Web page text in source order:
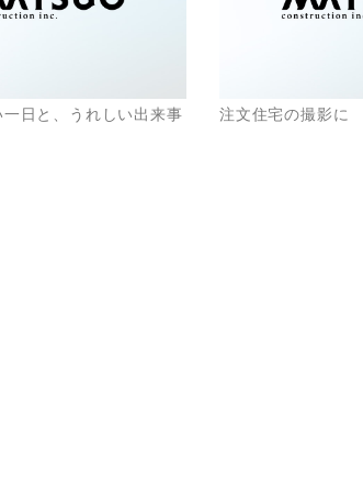
日と、うれしい出来事 注文住宅の撮影に